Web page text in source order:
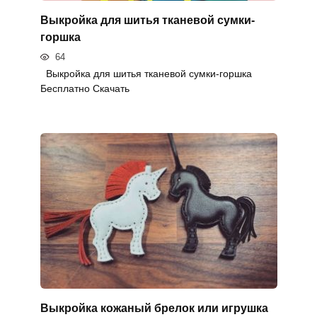
Выкройка для шитья тканевой сумки-
горшка
64
Выкройка для шитья тканевой сумки-горшка
Бесплатно Скачать
Выкройка кожаный брелок или игрушка